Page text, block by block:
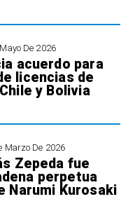
De 2026
acuerdo para
licencias de
y Bolivia
Marzo De 2026
Zepeda fue
perpetua
Narumi Kurosaki